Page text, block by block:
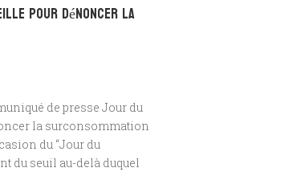
pour dénoncer la
de presse Jour du
la surconsommation
du “Jour du
du seuil au-delà duquel